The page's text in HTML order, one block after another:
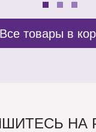
Все товары в
НА